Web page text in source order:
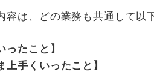
容は、どの業務も共通して以
ったこと】
上手くいったこと】